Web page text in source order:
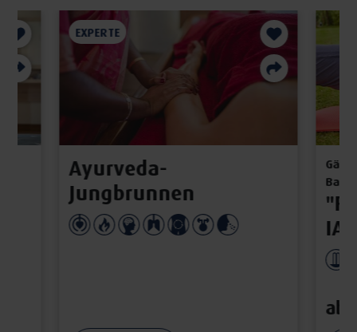
EXPERTE
Ayurveda-
Jungbrunnen
Bad
ab